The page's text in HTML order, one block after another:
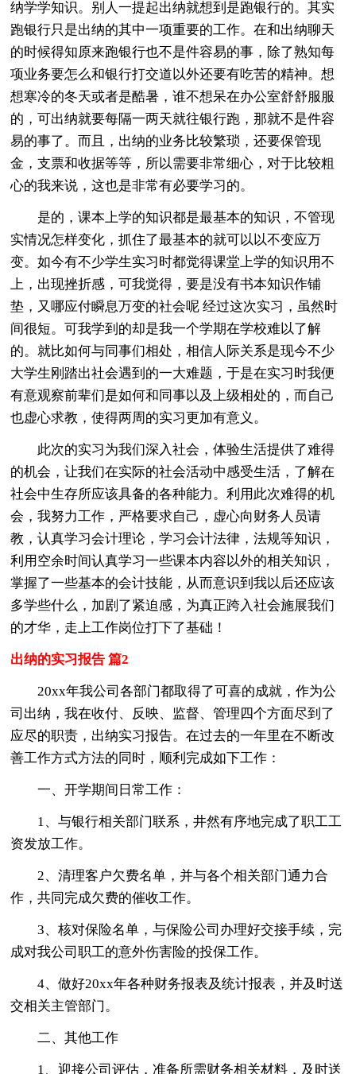
纳学学知识。别人一提起出纳就想到是跑银行的。其实
跑银行只是出纳的其中一项重要的工作。在和出纳聊天
的时候得知原来跑银行也不是件容易的事，除了熟知每
项业务要怎么和银行打交道以外还要有吃苦的精神。想
想寒冷的冬天或者是酷暑，谁不想呆在办公室舒舒服服
的，可出纳就要每隔一两天就往银行跑，那就不是件容
易的事了。而且，出纳的业务比较繁琐，还要保管现
金，支票和收据等等，所以需要非常细心，对于比较粗
心的我来说，这也是非常有必要学习的。
是的，课本上学的知识都是最基本的知识，不管现
实情况怎样变化，抓住了最基本的就可以以不变应万
变。如今有不少学生实习时都觉得课堂上学的知识用不
上，出现挫折感，可我觉得，要是没有书本知识作铺
垫，又哪应付瞬息万变的社会呢 经过这次实习，虽然时
间很短。可我学到的却是我一个学期在学校难以了解
的。就比如何与同事们相处，相信人际关系是现今不少
大学生刚踏出社会遇到的一大难题，于是在实习时我便
有意观察前辈们是如何和同事以及上级相处的，而自己
也虚心求教，使得两周的实习更加有意义。
此次的实习为我们深入社会，体验生活提供了难得
的机会，让我们在实际的社会活动中感受生活，了解在
社会中生存所应该具备的各种能力。利用此次难得的机
会，我努力工作，严格要求自己，虚心向财务人员请
教，认真学习会计理论，学习会计法律，法规等知识，
利用空余时间认真学习一些课本内容以外的相关知识，
掌握了一些基本的会计技能，从而意识到我以后还应该
多学些什么，加剧了紧迫感，为真正跨入社会施展我们
的才华，走上工作岗位打下了基础！
出纳的实习报告 篇2
20xx年我公司各部门都取得了可喜的成就，作为公
司出纳，我在收付、反映、监督、管理四个方面尽到了
应尽的职责，出纳实习报告。在过去的一年里在不断改
善工作方式方法的同时，顺利完成如下工作：
一、开学期间日常工作：
1、与银行相关部门联系，井然有序地完成了职工工
资发放工作。
2、清理客户欠费名单，并与各个相关部门通力合
作，共同完成欠费的催收工作。
3、核对保险名单，与保险公司办理好交接手续，完
成对我公司职工的意外伤害险的投保工作。
4、做好20xx年各种财务报表及统计报表，并及时送
交相关主管部门。
二、其他工作
1、迎接公司评估，准备所需财务相关材料，及时送